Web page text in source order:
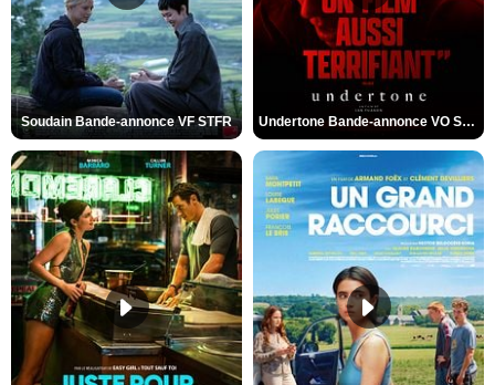
Soudain Bande-annonce VF STFR Undertone Bande-annonce VO STFR